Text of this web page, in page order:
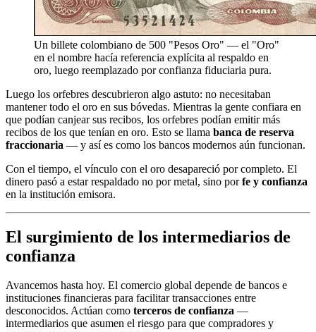
Un billete colombiano de 500 "Pesos Oro" — el "Oro"
en el nombre hacía referencia explícita al respaldo en
oro, luego reemplazado por confianza fiduciaria pura.
Luego los orfebres descubrieron algo astuto: no necesitaban
mantener todo el oro en sus bóvedas. Mientras la gente confiara en
que podían canjear sus recibos, los orfebres podían emitir más
recibos de los que tenían en oro. Esto se llama banca de reserva
fraccionaria — y así es como los bancos modernos aún funcionan.
Con el tiempo, el vínculo con el oro desapareció por completo. El
dinero pasó a estar respaldado no por metal, sino porfe y confianza
en la institución emisora.
El surgimiento de los intermediarios de
confianza
Avancemos hasta hoy. El comercio global depende de bancos e
instituciones financieras para facilitar transacciones entre
desconocidos. Actúan como terceros de confianza —
intermediarios que asumen el riesgo para que compradores y